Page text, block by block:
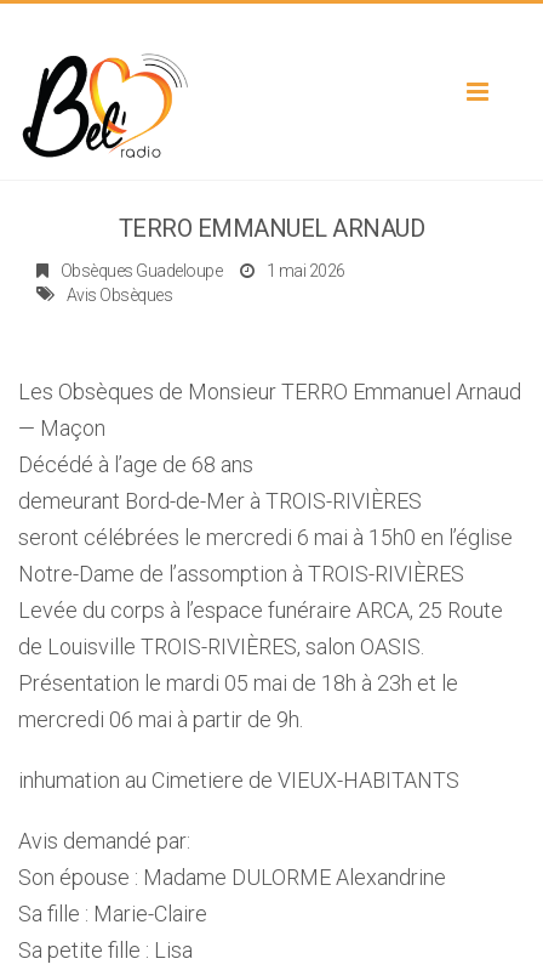
Toggle
TERRO EMMANUEL ARNAUD
Obsèques Guadeloupe
1 mai 2026
Avis Obsèques
Les Obsèques de Monsieur TERRO Emmanuel Arnaud
— Maçon
Décédé à l’age de 68 ans
demeurant Bord-de-Mer à TROIS-RIVIÈRES
seront célébrées le mercredi 6 mai à 15h0 en l’église
Notre-Dame de l’assomption à TROIS-RIVIÈRES
Levée du corps à l’espace funéraire ARCA, 25 Route
de Louisville TROIS-RIVIÈRES, salon OASIS.
Présentation le mardi 05 mai de 18h à 23h et le
mercredi 06 mai à partir de 9h.
inhumation au Cimetiere de VIEUX-HABITANTS
Avis demandé par:
Son épouse : Madame DULORME Alexandrine
Sa fille : Marie-Claire
Sa petite fille : Lisa